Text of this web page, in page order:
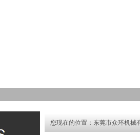
您现在的位置： 东莞市众环机械